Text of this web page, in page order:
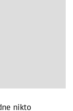
nikto